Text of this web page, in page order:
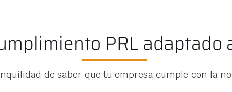
PRL adaptado
de saber que tu empresa cumple con la